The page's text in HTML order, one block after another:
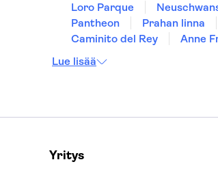
Loro Parque
Pantheon
Prahan linna
Caminito del Rey
Anne
Lue lisää
Yritys